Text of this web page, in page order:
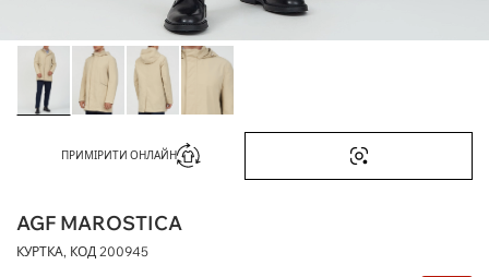
ПРИМІРИТИ ОНЛАЙН
AGF MAROSTICA
КУРТКА, КОД 200945